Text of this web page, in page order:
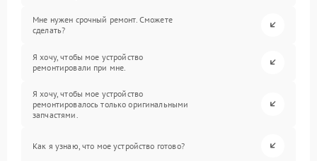
Мне нужен срочный ремонт. Сможете
сделать?
Я хочу, чтобы мое устройство
ремонтировали при мне.
Я хочу, чтобы мое устройство
ремонтировалось только оригинальными
запчастями.
Как я узнаю, что мое устройство готово?